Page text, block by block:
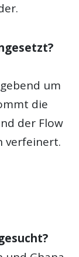
um
die
der Flow
verfeinert.